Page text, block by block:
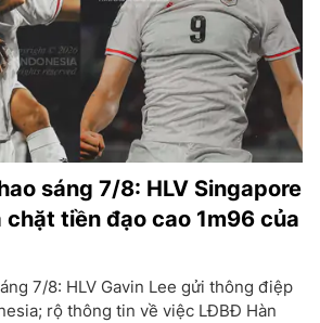
sáng 7/8: HLV Singapore
tiền đạo cao 1m96 của
7/8: HLV Gavin Lee gửi thông điệp
rộ thông tin về việc LĐBĐ Hàn